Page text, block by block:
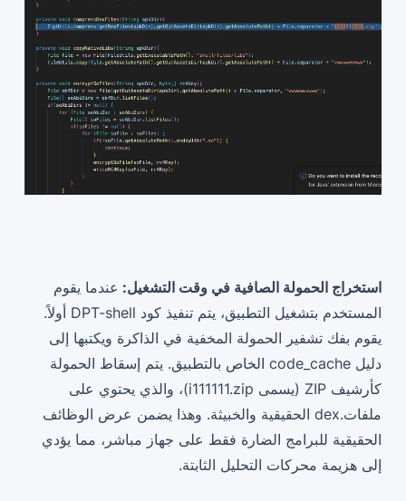
استخراج الحمولة الصافية في وقت التشغيل: عندما يقوم
المستخدم بتشغيل التطبيق، يتم تنفيذ كود DPT-shell أولاً.
يقوم بفك تشفير الحمولة المخفية في الذاكرة ويكتبها إلى
دليل code_cache الخاص بالتطبيق. يتم إسقاط الحمولة
كأرشيف ZIP (يسمى i111111.zip)، والذي يحتوي على
ملفات.dex الحقيقية والخبيثة. وهذا يضمن عرض الوظائف
الحقيقية للبرامج الضارة فقط على جهاز مباشر، مما يؤدي
إلى هزيمة محركات التحليل الثابتة.